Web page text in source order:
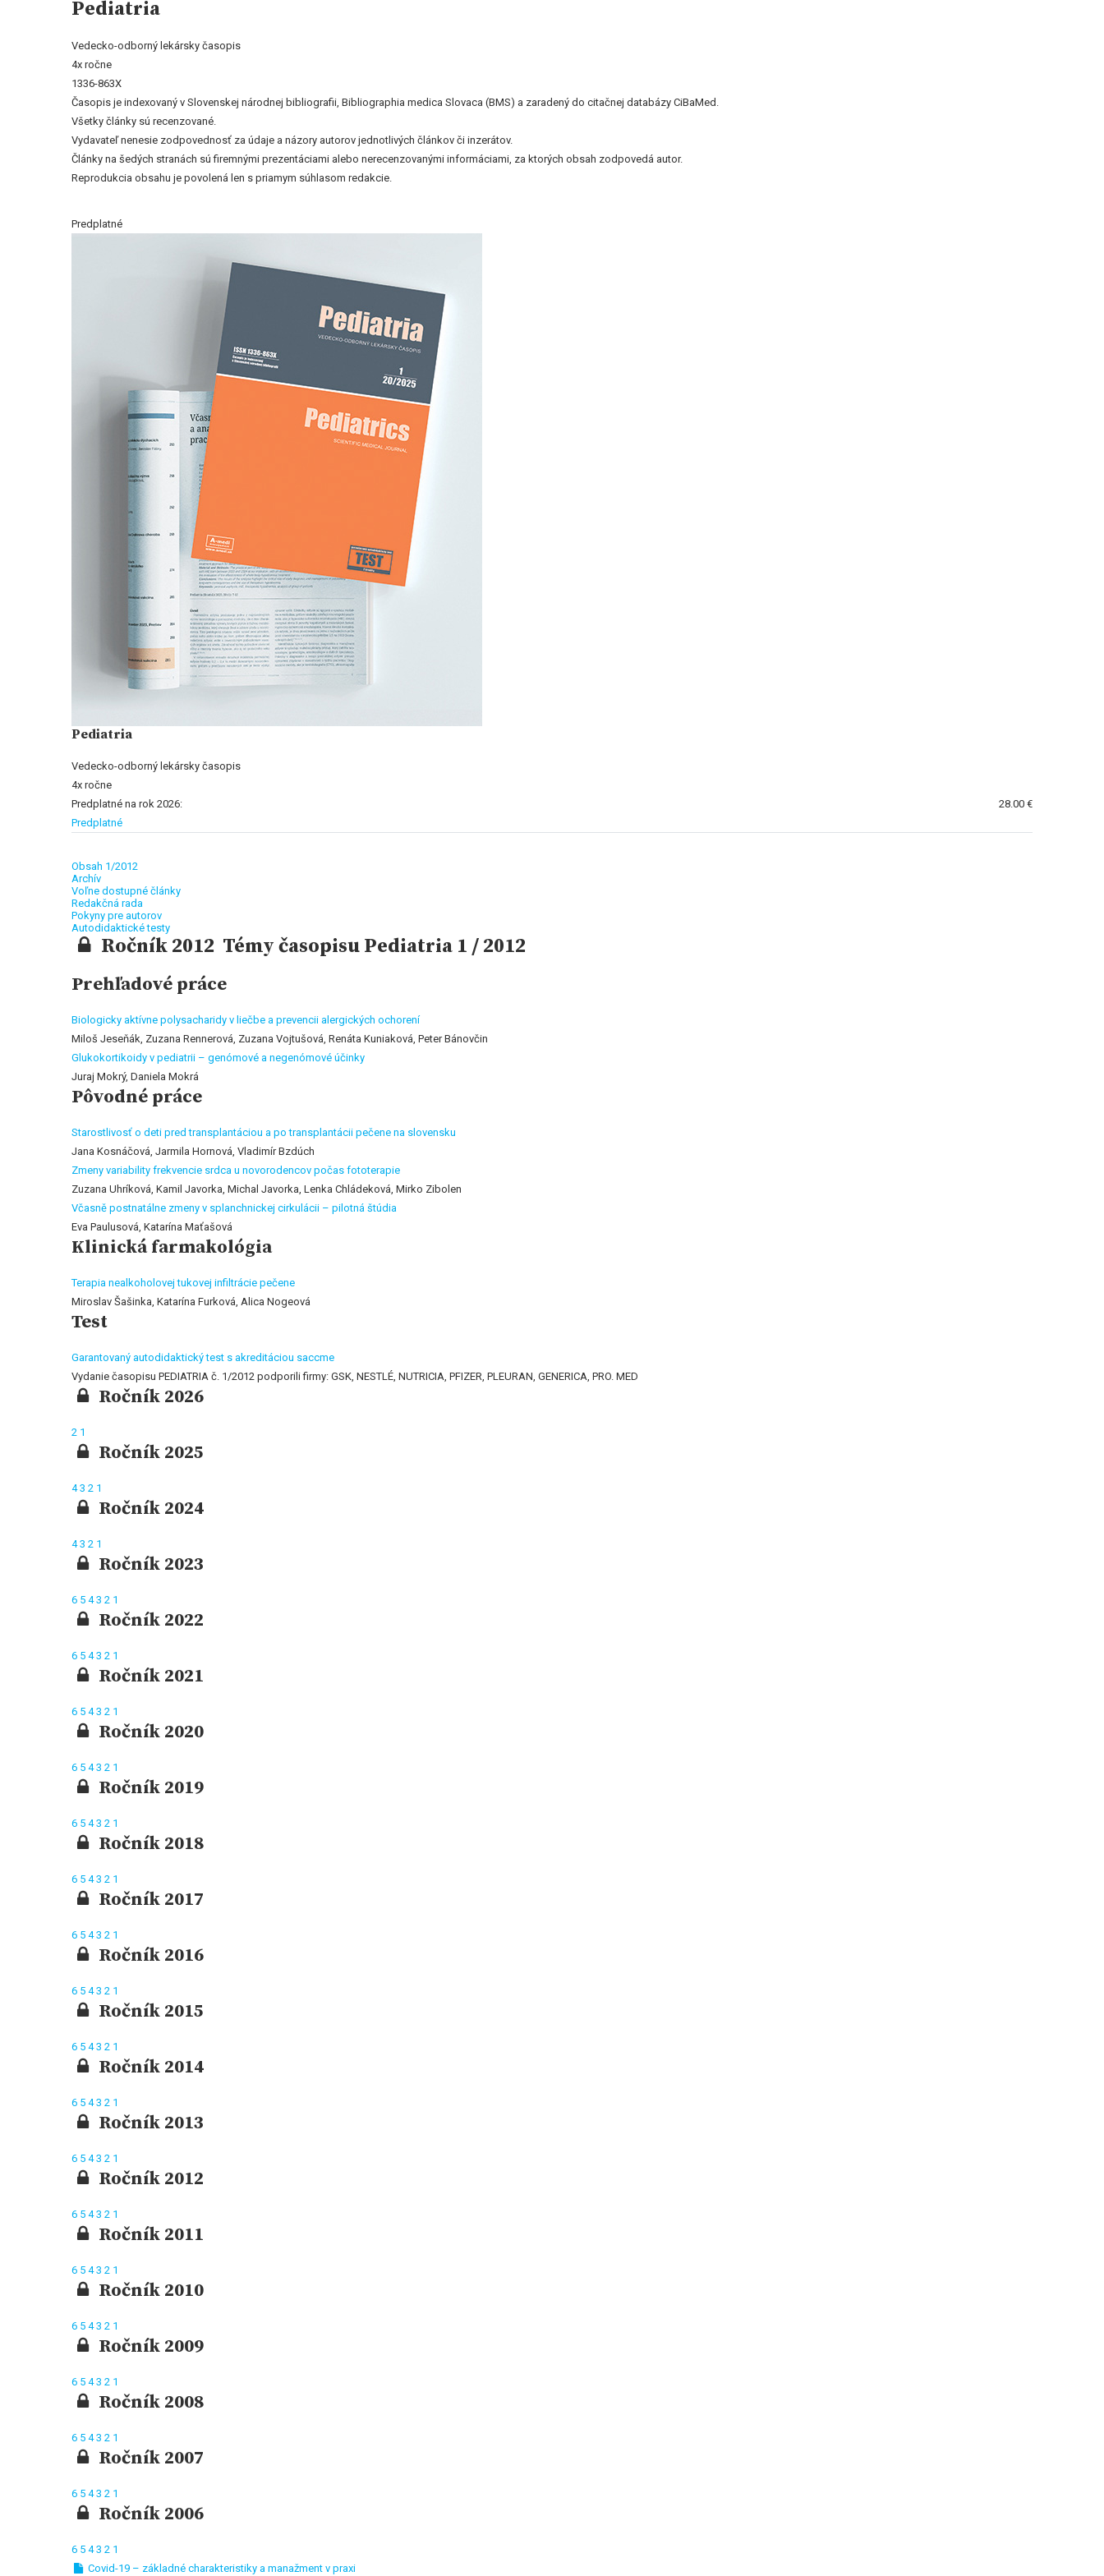
Pediatria
Vedecko-odborný lekársky časopis
4x ročne
1336-863X
Časopis je indexovaný v Slovenskej národnej bibliografii, Bibliographia medica Slovaca (BMS) a zaradený do citačnej databázy CiBaMed.
Všetky články sú recenzované.
Vydavateľ nenesie zodpovednosť za údaje a názory autorov jednotlivých článkov či inzerátov.
Články na šedých stranách sú firemnými prezentáciami alebo nerecenzovanými informáciami, za ktorých obsah zodpovedá autor.
Reprodukcia obsahu je povolená len s priamym súhlasom redakcie.
Predplatné
Pediatria
Vedecko-odborný lekársky časopis
4x ročne
Predplatné na rok 2026:
28.00 €
Predplatné
Obsah 1/2012
Archív
Voľne dostupné články
Redakčná rada
Pokyny pre autorov
Autodidaktické testy
Ročník 2012 Témy časopisu Pediatria 1 / 2012
Prehľadové práce
Biologicky aktívne polysacharidy v liečbe a prevencii alergických ochorení
Miloš Jeseňák, Zuzana Rennerová, Zuzana Vojtušová, Renáta Kuniaková, Peter Bánovčin
Glukokortikoidy v pediatrii – genómové a negenómové účinky
Juraj Mokrý, Daniela Mokrá
Pôvodné práce
Starostlivosť o deti pred transplantáciou a po transplantácii pečene na slovensku
Jana Kosnáčová, Jarmila Hornová, Vladimír Bzdúch
Zmeny variability frekvencie srdca u novorodencov počas fototerapie
Zuzana Uhríková, Kamil Javorka, Michal Javorka, Lenka Chládeková, Mirko Zibolen
Včasně postnatálne zmeny v splanchnickej cirkulácii – pilotná štúdia
Eva Paulusová, Katarína Maťašová
Klinická farmakológia
Terapia nealkoholovej tukovej infiltrácie pečene
Miroslav Šašinka, Katarína Furková, Alica Nogeová
Test
Garantovaný autodidaktický test s akreditáciou saccme
Vydanie časopisu PEDIATRIA č. 1/2012 podporili firmy: GSK, NESTLÉ, NUTRICIA, PFIZER, PLEURAN, GENERICA, PRO. MED
Ročník 2026
2 1
Ročník 2025
43 2 1
Ročník 2024
43 2 1
Ročník 2023
6 5 43 2 1
Ročník 2022
6 5 43 2 1
Ročník 2021
6 5 43 2 1
Ročník 2020
6 5 43 2 1
Ročník 2019
6 5 43 2 1
Ročník 2018
6 5 43 2 1
Ročník 2017
6 5 43 2 1
Ročník 2016
6 5 43 2 1
Ročník 2015
6 5 43 2 1
Ročník 2014
6 5 43 2 1
Ročník 2013
6 5 43 2 1
Ročník 2012
6 5 43 2 1
Ročník 2011
6 5 43 2 1
Ročník 2010
6 5 43 2 1
Ročník 2009
6 5 43 2 1
Ročník 2008
6 5 43 2 1
Ročník 2007
6 5 43 2 1
Ročník 2006
6 5 43 2 1
Covid-19 – základné charakteristiky a manažment v praxi